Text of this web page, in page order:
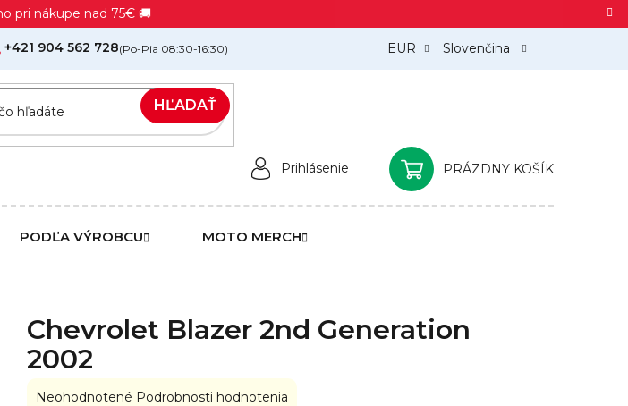
pri nákupe nad 75€ 🚚
EUR Slovenčina
+421 904 562 728(Po-Pia 08:30-16:30)
HĽADAŤ
Prihlásenie
NÁKUPNÝ
PRÁZDNY KOŠÍK
PODĽA VÝROBCU MOTO MERCH
Chevrolet Blazer 2nd Generation
2002
Priemerné
Neohodnotené Podrobnosti hodnotenia